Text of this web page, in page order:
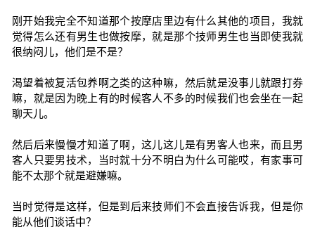
刚开始我完全不知道那个按摩店里边有什么其他的项目，我就
觉得怎么还有男生也做按摩，就是那个技师男生也当即使我就
很纳闷儿，他们是不是？
渴望着被复活包养啊之类的这种嘛，然后就是没事儿就跟打券
嘛，就是因为晚上有的时候客人不多的时候我们也会坐在一起
聊天儿。
然后后来慢慢才知道了啊，这儿这儿是有男客人也来，而且男
客人只要男技术，当时就十分不明白为什么可能哎，有家事可
能不太那个就是避嫌嘛。
当时觉得是这样，但是到后来技师们不会直接告诉我，但是你
能从他们谈话中？